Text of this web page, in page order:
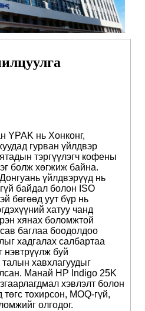
YPAK нь Хонконг,
гурван үйлдвэр
тэргүүлэгч кофены
болж хөгжиж байна.
үйлдвэрүүд нь
байдал болон ISO
бөгөөд уут бүр нь
хатуу чанд
хянах боломжтой
баглаа боодолдоо
хадгалах салбартаа
нэвтрүүлж буй
хавхлагуудыг
Манай HP Indigo 25K
хэвлэлт болон
тохирсон, MOQ-гүй,
олгодог.